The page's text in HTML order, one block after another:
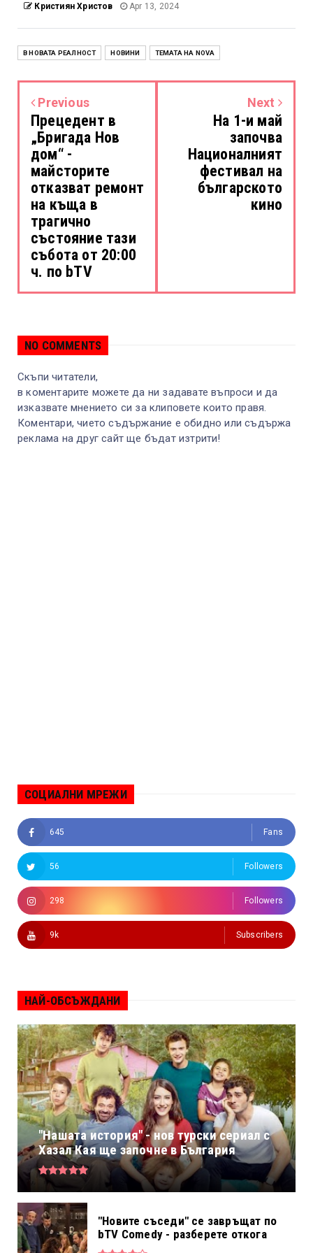
Кристиян Христов Apr 13, 2024
В НОВАТА РЕАЛНОСТ НОВИНИ ТЕМАТА НА NOVA
Previous
Прецедент в
„Бригада Нов
дом“ -
майсторите
отказват ремонт
на къща в
трагично
състояние тази
събота от 20:00
ч. по bTV
Next
На 1-и май
започва
Националният
фестивал на
българското
кино
NO COMMENTS
Скъпи читатели,
в коментарите можете да ни задавате въпроси и да
изказвате мнението си за клиповете които правя.
Коментари, чието съдържание е обидно или съдържа
реклама на друг сайт ще бъдат изтрити!
СОЦИАЛНИ МРЕЖИ
645 Fans
56 Followers
298 Followers
9k Subscribers
НАЙ-ОБСЪЖДАНИ
"Нашата история" - нов турски сериал с
Хазал Кая ще започне в България
"Новите съседи" се завръщат по
bTV Comedy - разберете откога